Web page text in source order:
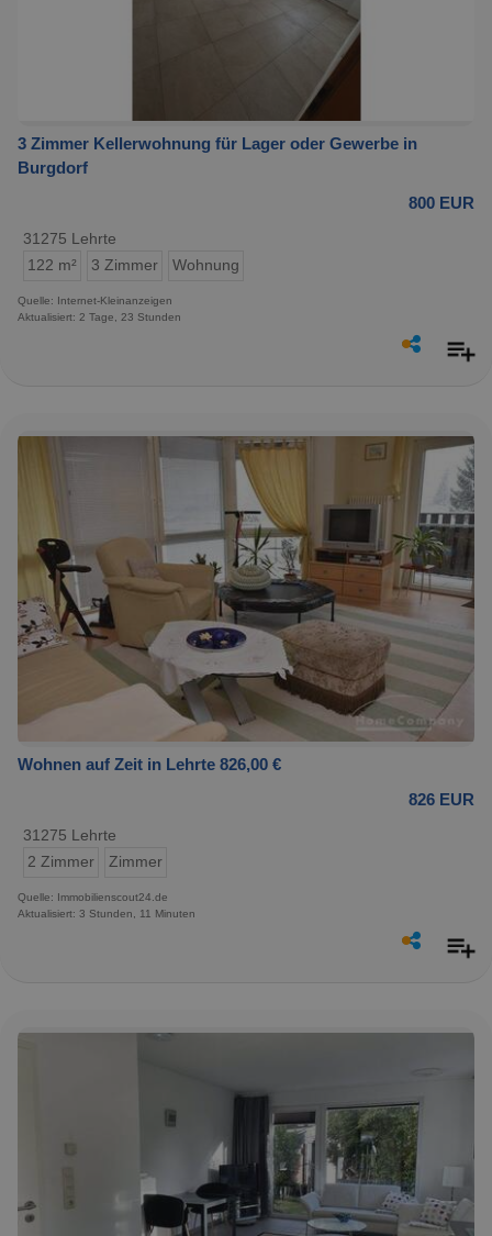
3 Zimmer Kellerwohnung für Lager oder Gewerbe in
Burgdorf
800 EUR
31275 Lehrte
122 m²
3 Zimmer Wohnung
Quelle: Internet-Kleinanzeigen
Aktualisiert: 2 Tage, 23 Stunden
Wohnen auf Zeit in Lehrte 826,00 €
826 EUR
31275 Lehrte
2 Zimmer
Zimmer
Quelle: Immobilienscout24.de
Aktualisiert: 3 Stunden, 11 Minuten